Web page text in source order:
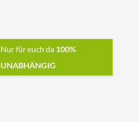
Nur für euch da 100%
UNABHÄNGIG